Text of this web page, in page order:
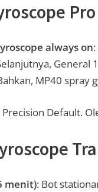
always on
General
MP40 spray
Default.
menit): Bot